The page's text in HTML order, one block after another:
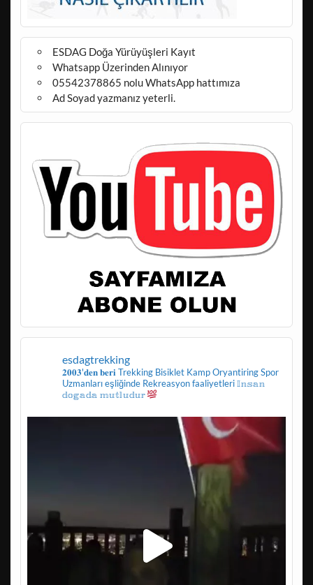
ESDAG Doğa Yürüyüşleri Kayıt
Whatsapp Üzerinden Alınıyor
05542378865 nolu WhatsApp hattımıza
Ad Soyad yazmanız yeterli.
esdagtrekking
𝟐𝟎𝟎𝟑'𝐝𝐞𝐧 𝐛𝐞𝐫𝐢 TrekkingBisikletKampOryantiringSpor
Uzmanları eşliğinde Rekreasyon faaliyetleri𝕀𝕟𝕤𝕒𝕟
𝕕𝕠𝕘𝕒𝕕𝕒 𝕞𝕦𝕥𝕝𝕦𝕕𝕦𝕣